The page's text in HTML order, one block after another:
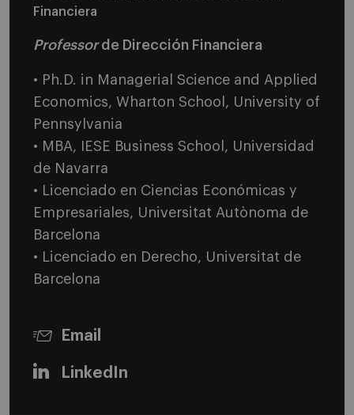
Financiera
Professorde Dirección Financiera
• Ph.D. in Managerial Science and Applied
Economics, Wharton School, University of
Pennsylvania
• MBA, IESE Business School , Universidad
de Navarra
• Licenciado en Ciencias Económicas y
Empresariales, Universitat Autònoma de
Barcelona
• Licenciado en Derecho, Universitat de
Barcelona
Email
LinkedIn